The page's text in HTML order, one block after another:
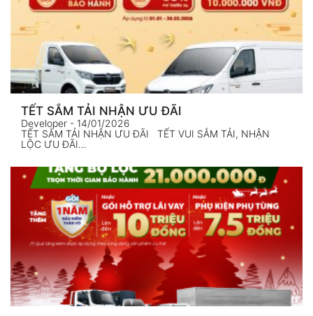
TẾT SẮM TẢI NHẬN ƯU ĐÃI
Developer - 14/01/2026
TẾT SẮM TẢI NHẬN ƯU ĐÃI TẾT VUI SẮM TẢI, NHẬN
LỘC ƯU ĐÃI…